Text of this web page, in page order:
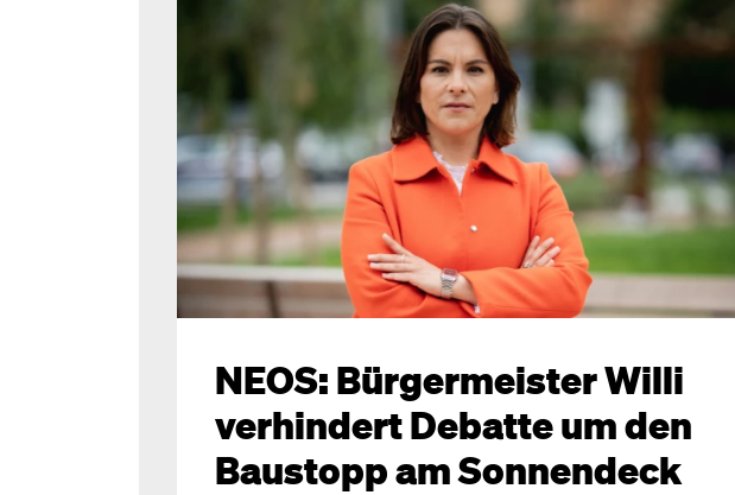
NEOS: Bürgermeister Willi
verhindert Debatte um den
Baustopp am Sonnendeck